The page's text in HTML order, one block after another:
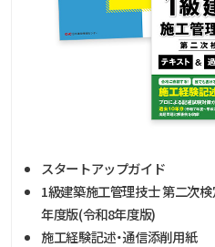
スタートアップガイド
1級建築施工管理技士 第二次
年度版(令和8年度版)
施工経験記述・通信添削用紙